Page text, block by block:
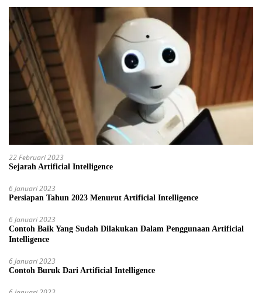
22 Februari 2023
Sejarah Artificial Intelligence
6 Januari 2023
Persiapan Tahun 2023 Menurut Artificial Intelligence
6 Januari 2023
Contoh Baik Yang Sudah Dilakukan Dalam Penggunaan Artificial
Intelligence
6 Januari 2023
Contoh Buruk Dari Artificial Intelligence